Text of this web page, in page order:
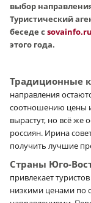
выбор
Туристический
беседе с sovainfo.ru
этого года.
Традиционные
направления
соотношению цены и
вырастут, но всё же
россиян. Ирина
получить лучшие
Страны Юго-
привлекает
низкими ценами по